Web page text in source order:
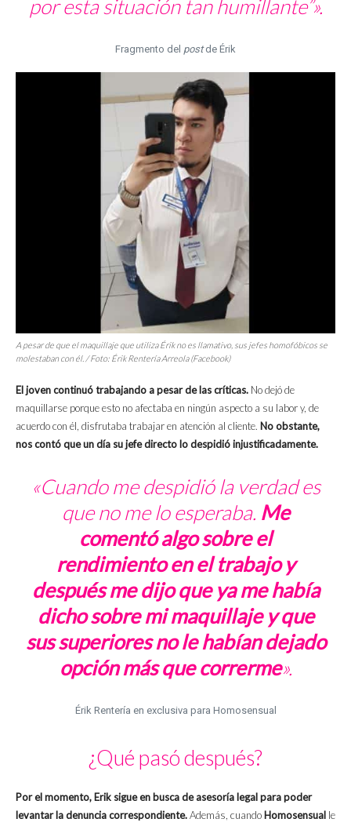
por esta situación tan humillante”».
Fragmento del postde Érik
A pesar de que el maquillaje que utiliza Érik no es llamativo, sus jefes homofóbicos se
molestaban con él. / Foto: Érik Rentería Arreola (Facebook)
El joven continuó trabajando a pesar de las críticas. No dejó de
maquillarse porque esto no afectaba en ningún aspecto a su labor y, de
acuerdo con él, disfrutaba trabajar en atención al cliente. No obstante,
nos contó que un día su jefe directo lo despidió injustificadamente.
«Cuando me despidió la verdad es
que no me lo esperaba. Me
comentó algo sobre el
rendimiento en el trabajo y
después me dijo que ya me había
dicho sobre mi maquillaje y que
sus superiores no le habían dejado
opción más que correrme».
Érik Rentería en exclusiva para Homosensual
¿Qué pasó después?
Por el momento, Erik sigue en busca de asesoría legal para poder
levantar la denuncia correspondiente.Además, cuando Homosensual le